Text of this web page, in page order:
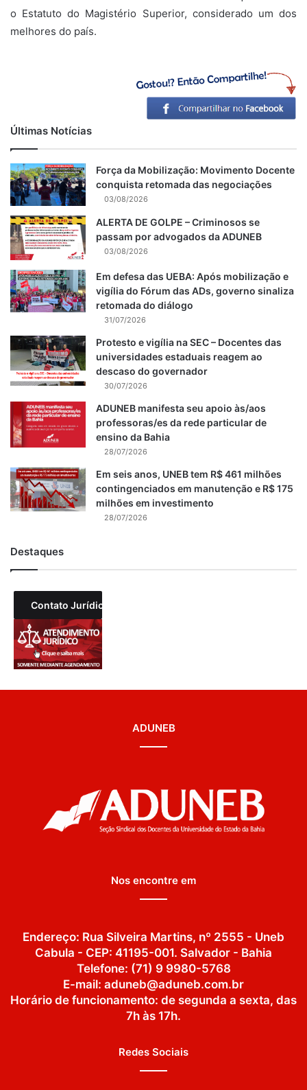
o Estatuto do Magistério Superior, considerado um dos
melhores do país.
Últimas Notícias
Força da Mobilização: Movimento Docente
conquista retomada das negociações
03/08/2026
ALERTA DE GOLPE – Criminosos se
passam por advogados da ADUNEB
03/08/2026
Em defesa das UEBA: Após mobilização e
vigília do Fórum das ADs, governo sinaliza
retomada do diálogo
31/07/2026
Protesto e vigília na SEC – Docentes das
universidades estaduais reagem ao
descaso do governador
30/07/2026
ADUNEB manifesta seu apoio às/aos
professoras/es da rede particular de
ensino da Bahia
28/07/2026
Em seis anos, UNEB tem R$ 461 milhões
contingenciados em manutenção e R$ 175
milhões em investimento
28/07/2026
Destaques
Contato Jurídico
ADUNEB
Nos encontre em
Endereço: Rua Silveira Martins, nº 2555 - Uneb
Cabula - CEP: 41195-001. Salvador - Bahia
Telefone: (71) 9 9980-5768
E-mail: aduneb@aduneb.com.br
Horário de funcionamento: de segunda a sexta, das
7h às 17h.
Redes Sociais